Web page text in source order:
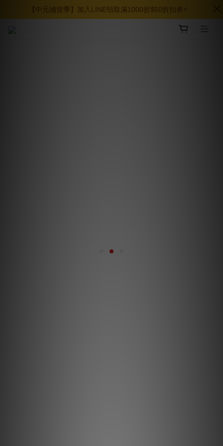
【中元補貨季】加入LINE領取滿1000折$50折扣券⚡️